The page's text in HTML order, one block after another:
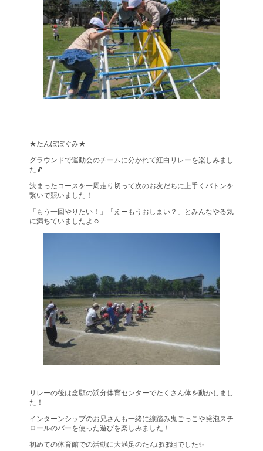
★たんぽぽぐみ★
グラウンドで運動会のチームに分かれて紅白リレーを楽しみまし
た🎵
決まったコースを一周走り切って次のお友だちに上手くバトンを
繋いで競いました！
「もう一回やりたい！」「えーもうおしまい？」とみんなやる気
に満ちていましたよ☺
リレーの後は念願の浜分体育センターでたくさん体を動かしまし
た！
インターンシップのお兄さんも一緒に線踏み鬼ごっこや発泡スチ
ロールのバーを使った遊びを楽しみました！
初めての体育館での活動に大満足のたんぽぽ組でした✨